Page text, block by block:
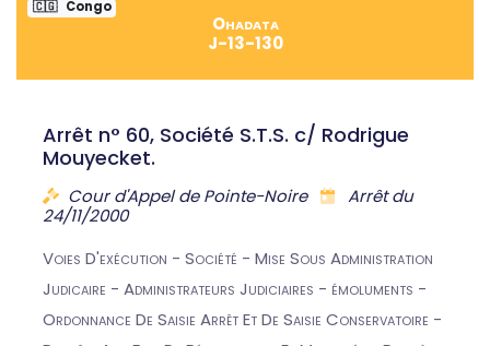
🇨🇬 Congo
Ohadata
J-13-130
Arrêt n° 60, Société S.T.S. c/ Rodrigue
Mouyecket.
Cour d'Appel de Pointe-Noire
Arrêt du
24/11/2000
Voies D'exécution - Société - Mise Sous Administration
Judicaire - Administrateurs Judiciaires - émoluments -
Ordonnance De Saisie Arrêt Et De Saisie Conservatoire -